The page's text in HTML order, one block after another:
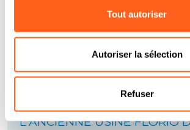
Tout autoriser
Autoriser la sélection
Refuser
rehausser les saveurs.
Â ne pas manquer
L'ANCIENNE USINE FLORIO